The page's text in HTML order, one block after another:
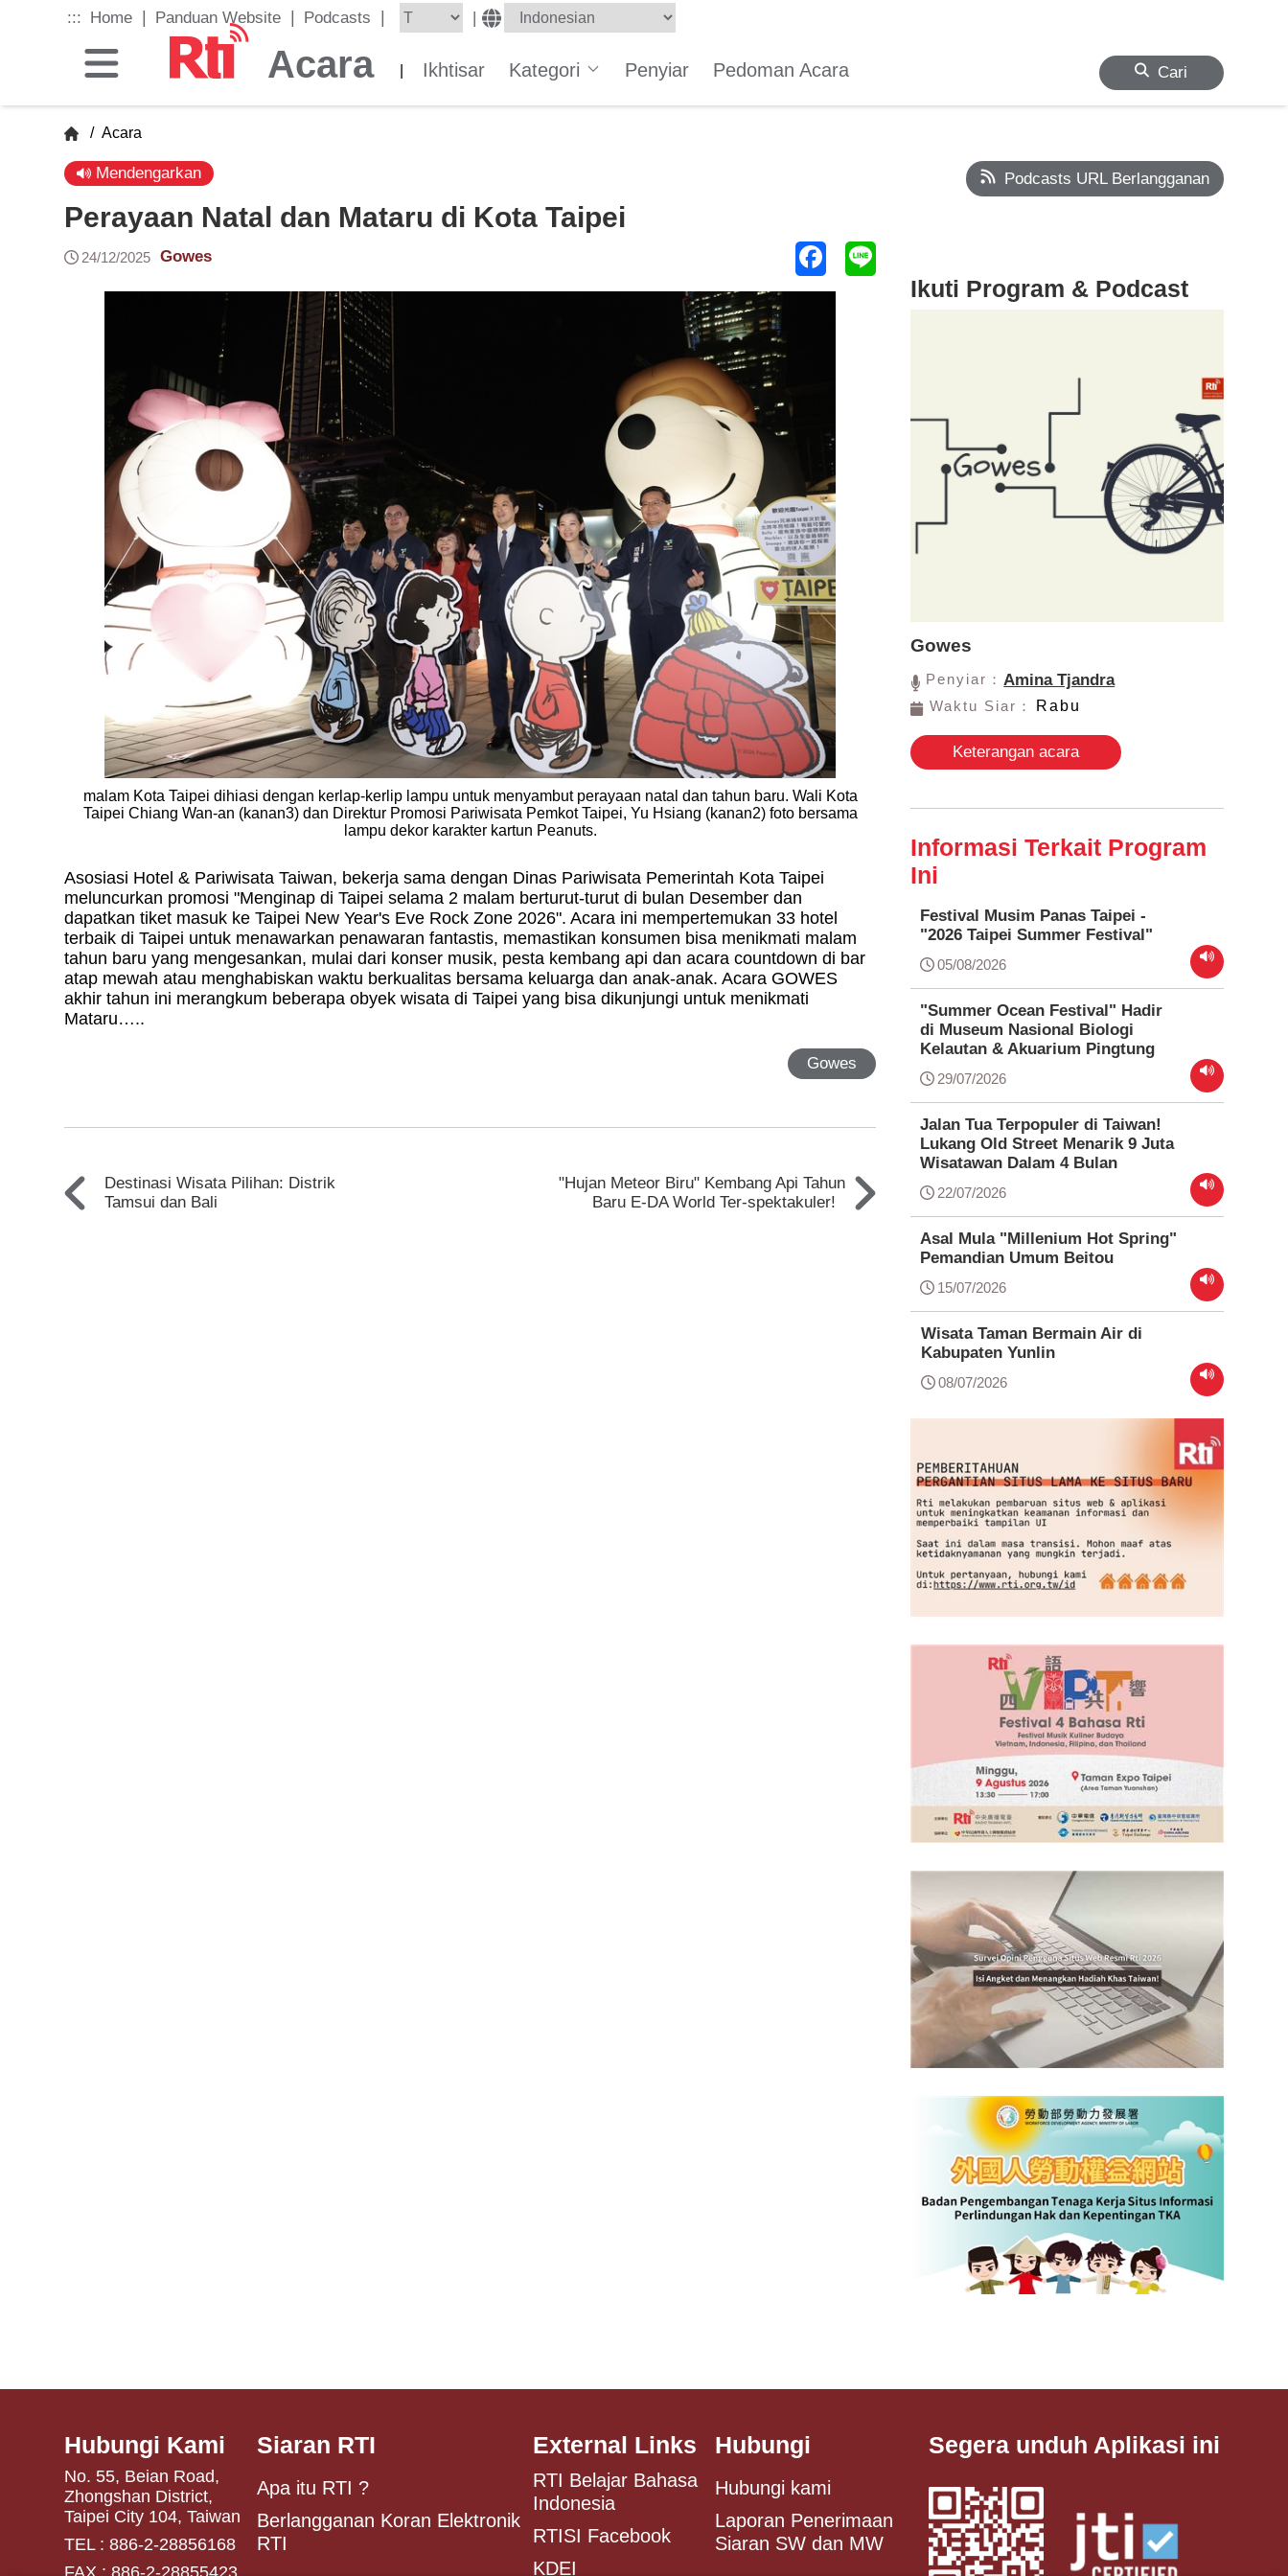
::: Home Panduan Website Podcasts |
Acara Ikhtisar Kategori Penyiar Pedoman Acara Cari
/ Acara
Mendengarkan
Perayaan Natal dan Mataru di Kota Taipei
24/12/2025 Gowes
malam Kota Taipei dihiasi dengan kerlap-kerlip lampu untuk menyambut perayaan natal dan tahun baru. Wali Kota
Taipei Chiang Wan-an (kanan3) dan Direktur Promosi Pariwisata Pemkot Taipei, Yu Hsiang (kanan2) foto bersama
lampu dekor karakter kartun Peanuts.
Asosiasi Hotel & Pariwisata Taiwan, bekerja sama dengan Dinas Pariwisata Pemerintah Kota Taipei
meluncurkan promosi "Menginap di Taipei selama 2 malam berturut-turut di bulan Desember dan
dapatkan tiket masuk ke Taipei New Year's Eve Rock Zone 2026". Acara ini mempertemukan 33 hotel
terbaik di Taipei untuk menawarkan penawaran fantastis, memastikan konsumen bisa menikmati malam
tahun baru yang mengesankan, mulai dari konser musik, pesta kembang api dan acara countdown di bar
atap mewah atau menghabiskan waktu berkualitas bersama keluarga dan anak-anak. Acara GOWES
akhir tahun ini merangkum beberapa obyek wisata di Taipei yang bisa dikunjungi untuk menikmati
Mataru…..
Gowes
Destinasi Wisata Pilihan: Distrik
Tamsui dan Bali
"Hujan Meteor Biru" Kembang Api Tahun
Baru E-DA World Ter-spektakuler!
Podcasts URL Berlangganan
Ikuti Program & Podcast
Gowes
Penyiar： Amina Tjandra
Waktu Siar： Rabu
Keterangan acara
Informasi Terkait Program
Ini
Festival Musim Panas Taipei -
"2026 Taipei Summer Festival"
05/08/2026
"Summer Ocean Festival" Hadir
di Museum Nasional Biologi
Kelautan & Akuarium Pingtung
29/07/2026
Jalan Tua Terpopuler di Taiwan!
Lukang Old Street Menarik 9 Juta
Wisatawan Dalam 4 Bulan
22/07/2026
Asal Mula "Millenium Hot Spring"
Pemandian Umum Beitou
15/07/2026
Wisata Taman Bermain Air di
Kabupaten Yunlin
08/07/2026
Hubungi Kami
No. 55, Beian Road,
Zhongshan District,
Taipei City 104, Taiwan
TEL : 886-2-28856168
FAX : 886-2-28855423
Siaran RTI
Apa itu RTI ?
Berlangganan Koran Elektronik
RTI
External Links
RTI Belajar Bahasa
Indonesia
RTISI Facebook
KDEI
Hubungi
Hubungi kami
Laporan Penerimaan
Siaran SW dan MW
Segera unduh Aplikasi ini